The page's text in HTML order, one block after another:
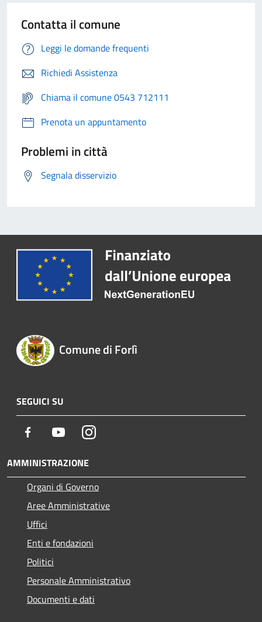
Contatta il comune
Leggi le domande frequenti
Richiedi Assistenza
Chiama il comune 0543 712111
Prenota un appuntamento
Problemi in città
Segnala disservizio
Comune di Forlì
SEGUICI SU
Facebook YoutubeInstagram
AMMINISTRAZIONE
Organi di Governo
Aree Amministrative
Uffici
Enti e fondazioni
Politici
Personale Amministrativo
Documenti e dati